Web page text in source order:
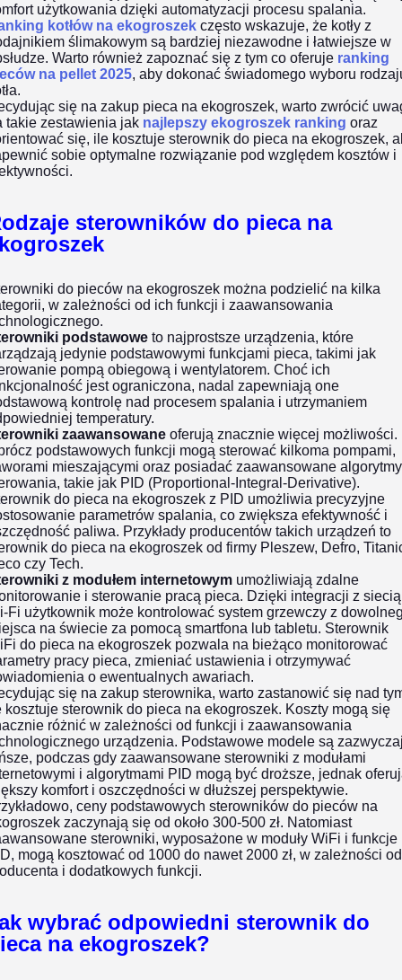
użytkowania dzięki automatyzacji procesu spalania.
kotłów na ekogroszek często wskazuje, że kotły z
ślimakowym są bardziej niezawodne i łatwiejsze w
Warto również zapoznać się z tym co oferuje ranking
na pellet 2025, aby dokonać świadomego wyboru
się na zakup pieca na ekogroszek, warto zwrócić
takie zestawienia jak najlepszy ekogroszek ranking oraz
się, ile kosztuje sterownik do pieca na ekogroszek,
sobie optymalne rozwiązanie pod względem kosztów i
sterowników do pieca na
do pieców na ekogroszek można podzielić na kilka
w zależności od ich funkcji i zaawansowania
podstawowe to najprostsze urządzenia, które
jedynie podstawowymi funkcjami pieca, takimi jak
pompą obiegową i wentylatorem. Choć ich
jest ograniczona, nadal zapewniają one
kontrolę nad procesem spalania i utrzymaniem
temperatury.
zaawansowane oferują znacznie więcej możliwości.
podstawowych funkcji mogą sterować kilkoma pompami,
mieszającymi oraz posiadać zaawansowane algorytmy
takie jak PID (Proportional-Integral-Derivative).
do pieca na ekogroszek z PID umożliwia precyzyjne
parametrów spalania, co zwiększa efektywność i
paliwa. Przykłady producentów takich urządzeń to
do pieca na ekogroszek od firmy Pleszew, Defro,
czy Tech.
z modułem internetowym umożliwiają zdalne
i sterowanie pracą pieca. Dzięki integracji z siecią
Fi użytkownik może kontrolować system grzewczy z
na świecie za pomocą smartfona lub tabletu. Sterownik
do pieca na ekogroszek pozwala na bieżąco monitorować
pracy pieca, zmieniać ustawienia i otrzymywać
o ewentualnych awariach.
się na zakup sterownika, warto zastanowić się nad
kosztuje sterownik do pieca na ekogroszek. Koszty mogą się
różnić w zależności od funkcji i zaawansowania
urządzenia. Podstawowe modele są
podczas gdy zaawansowane sterowniki z modułami
i algorytmami PID mogą być droższe, jednak
komfort i oszczędności w dłuższej perspektywie.
ceny podstawowych sterowników do pieców na
zaczynają się od około 300-500 zł. Natomiast
sterowniki, wyposażone w moduły WiFi i funkcje
mogą kosztować od 1000 do nawet 2000 zł, w zależności od
i dodatkowych funkcji​.
wybrać odpowiedni sterownik do
na ekogroszek?